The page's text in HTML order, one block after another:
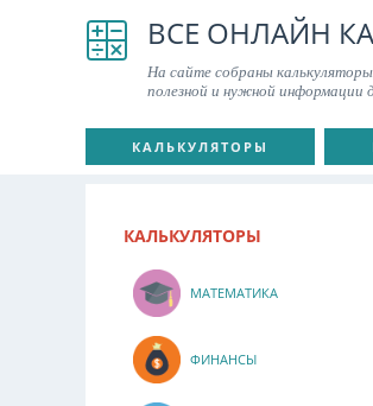
ВСЕ ОНЛАЙН
На сайте собраны
полезной и нужной информации
КАЛЬКУЛЯТОРЫ
КАЛЬКУЛЯТОРЫ
МАТЕМАТИКА
ФИНАНСЫ